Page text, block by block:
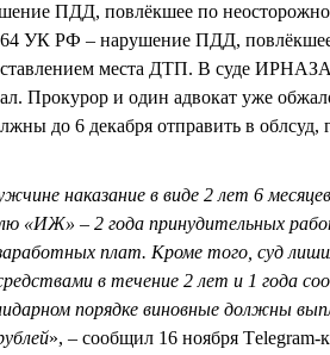
ПДД, повлёкшее по
УК РФ – нарушение ПДД,
места ДТП. В суде
и один адвокат уже
до 6 декабря отправить в облсуд,
наказание в виде 2 лет 6
«ИЖ» – 2 года принудительных
плат. Кроме того, суд
в течение 2 лет и 1 года
порядке виновные должны
», – сообщил 16 ноября Тelegram-